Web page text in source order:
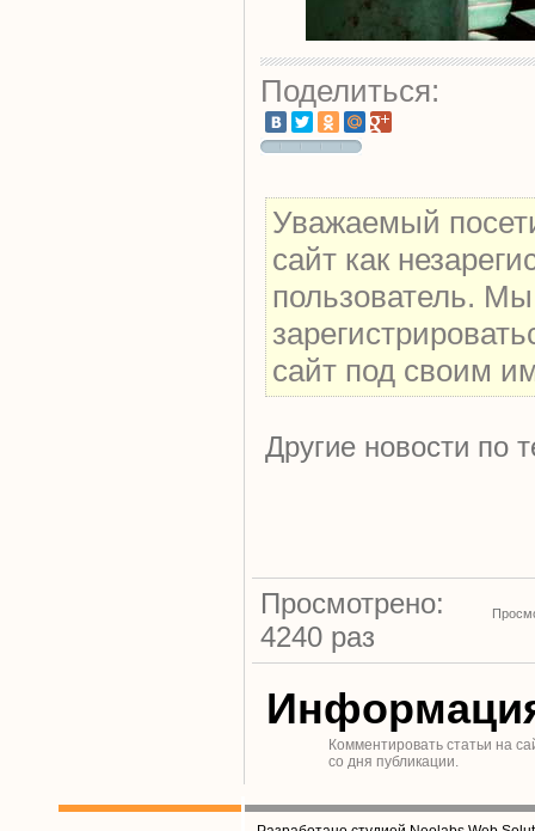
Поделиться:
Уважаемый
сайт как
пользователь.
сайт под своим
Другие новости по
Просмотрено:
4240 раз
Комментировать статьи на
со дня публикации.